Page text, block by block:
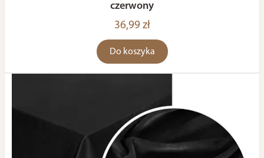
czerwony
36,99 zł
Do koszyka